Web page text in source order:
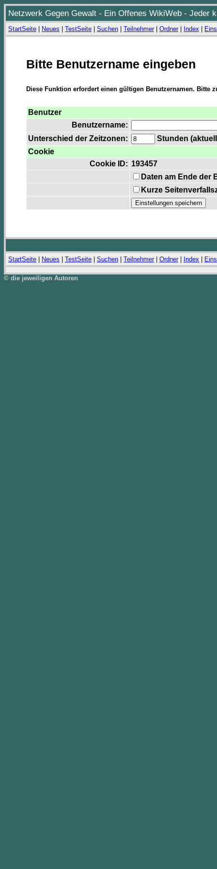
Netzwerk Gegen Gewalt - Ein Offenes WikiWeb - Jeder
StartSeite Neues TestSeite Suchen Teilnehmer| Ordner| Index
Bitte Benutzername eingeben
Diese Funktion erfordert einen gültigen Benutzernamen. Bitte
Benutzer
Benutzername:
Unterschied der Zeitzonen:
Stunden
Cookie
Cookie ID: 193457
Daten am Ende der
Kurze
StartSeite Neues TestSeite Suchen Teilnehmer| Ordner| Index
© die jeweiligen Autoren